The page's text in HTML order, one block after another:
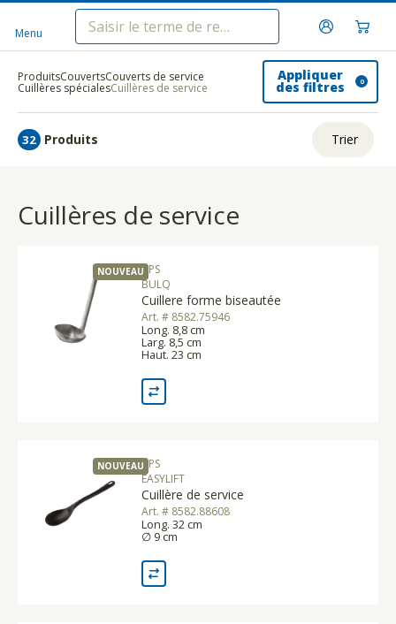
Menu
ProduitsCouvertsCouverts de service
Cuillères spécialesCuillères de service
Appliquer
des filtres 0
32 Produits Trier
Nom Z - A
Cuillères de service
NOUVEAUAPS
BULQ
Cuillere forme biseautée
Art. # 8582.75946
Long. 8,8 cm
Larg. 8,5 cm
Haut. 23 cm
NOUVEAUAPS
EASYLIFT
Cuillère de service
Art. # 8582.88608
Long. 32 cm
∅ 9 cm